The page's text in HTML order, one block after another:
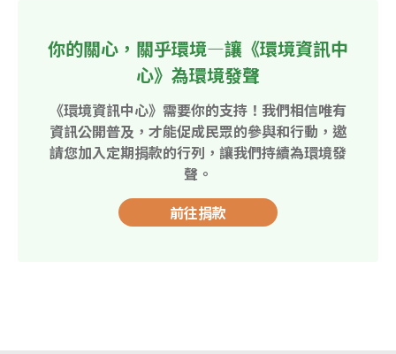
你的關心，關乎環境—讓《環境資訊中
心》為環境發聲
《環境資訊中心》需要你的支持！我們相信唯有
資訊公開普及，才能促成民眾的參與和行動，邀
請您加入定期捐款的行列，讓我們持續為環境發
聲。
前往捐款